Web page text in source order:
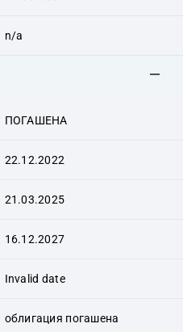
n/a
ПОГАШЕНА
22.12.2022
21.03.2025
16.12.2027
Invalid date
облигация погашена